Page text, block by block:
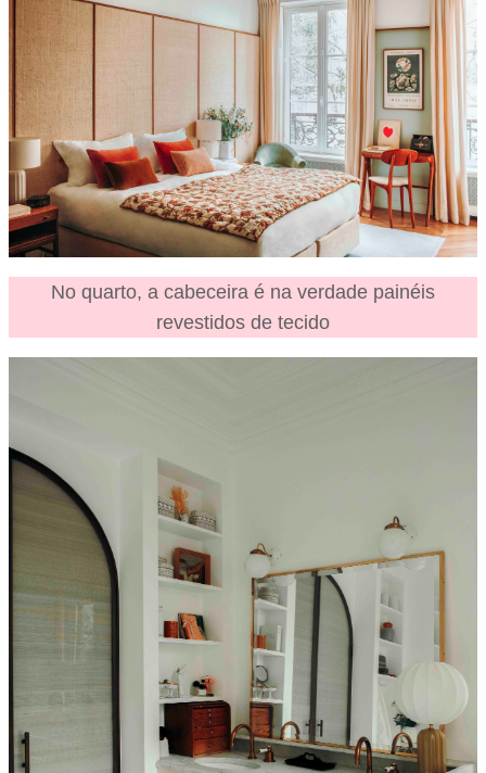
No quarto, a cabeceira é na verdade painéis
revestidos de tecido